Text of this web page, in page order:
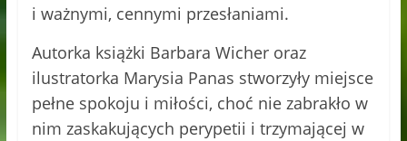
i ważnymi, cennymi przesłaniami.
Autorka książki Barbara Wicher oraz
ilustratorka Marysia Panas stworzyły miejsce
pełne spokoju i miłości, choć nie zabrakło w
nim zaskakujących perypetii i trzymającej w